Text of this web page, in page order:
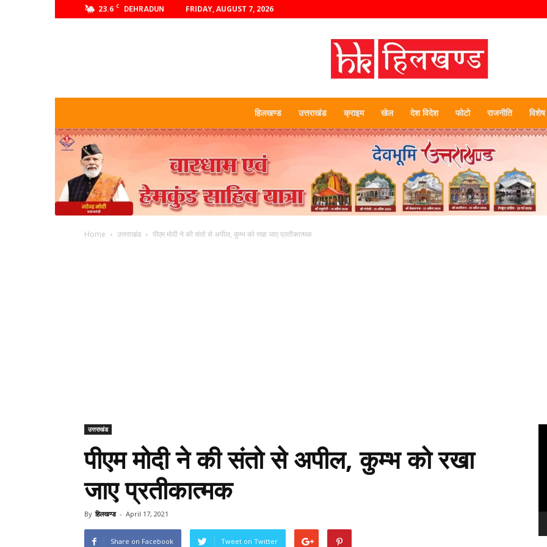
23.6 C DEHRADUN FRIDAY, AUGUST 7, 2026
हिलखण्ड
हिलखण्ड उत्तराखंड क्राइम खेल देश विदेश फोटो राजनीति विशेष
Home उत्तराखंड पीएम मोदी ने की संतो से अपील, कुम्भ को रखा जाए प्रतीकात्मक
उत्तराखंड
पीएम मोदी ने की संतो से अपील, कुम्भ को रखा
जाए प्रतीकात्मक
By हिलखण्ड - April 17, 2021
Share on Facebook Tweet on Twitter